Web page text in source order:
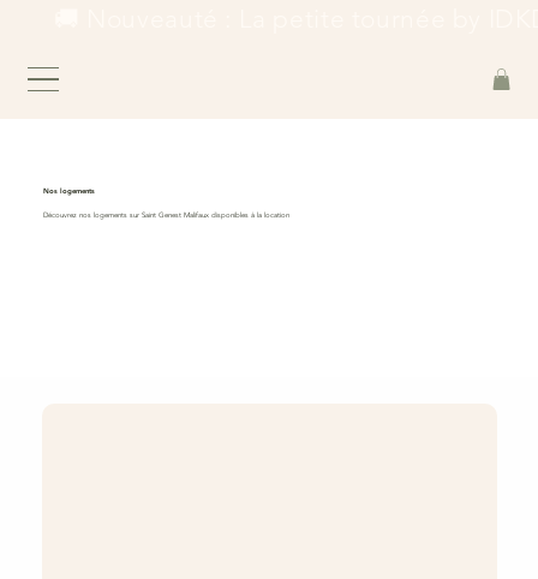
Nos logements
Découvrez nos logements sur Saint Genest Malifaux disponibles à la location